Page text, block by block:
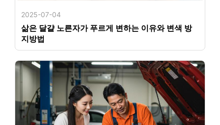
2025-07-04
삶은 달걀 노른자가 푸르게 변하는 이유와 변색 방
지방법